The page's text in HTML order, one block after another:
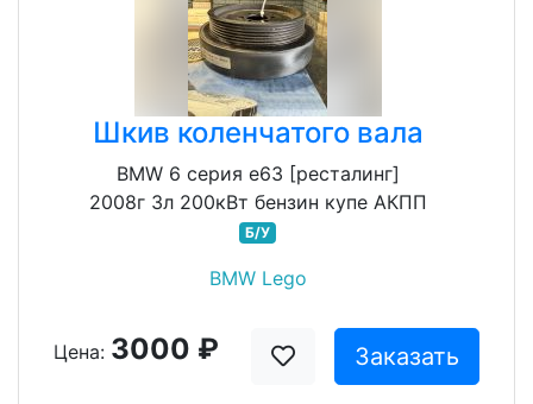
Шкив коленчатого вала
BMW 6 серия e63 [ресталинг]
2008г 3л 200кВт бензин купе АКПП
Б/У
BMW Lego
Цена: 3000 ₽ Заказать